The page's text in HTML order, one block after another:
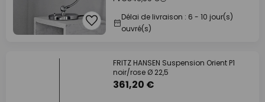
Délai de livraison : 6 - 10 jour(s)
ouvré(s)
FRITZ HANSEN Suspension Orient P1
noir/rose Ø 22,5
361,20 €